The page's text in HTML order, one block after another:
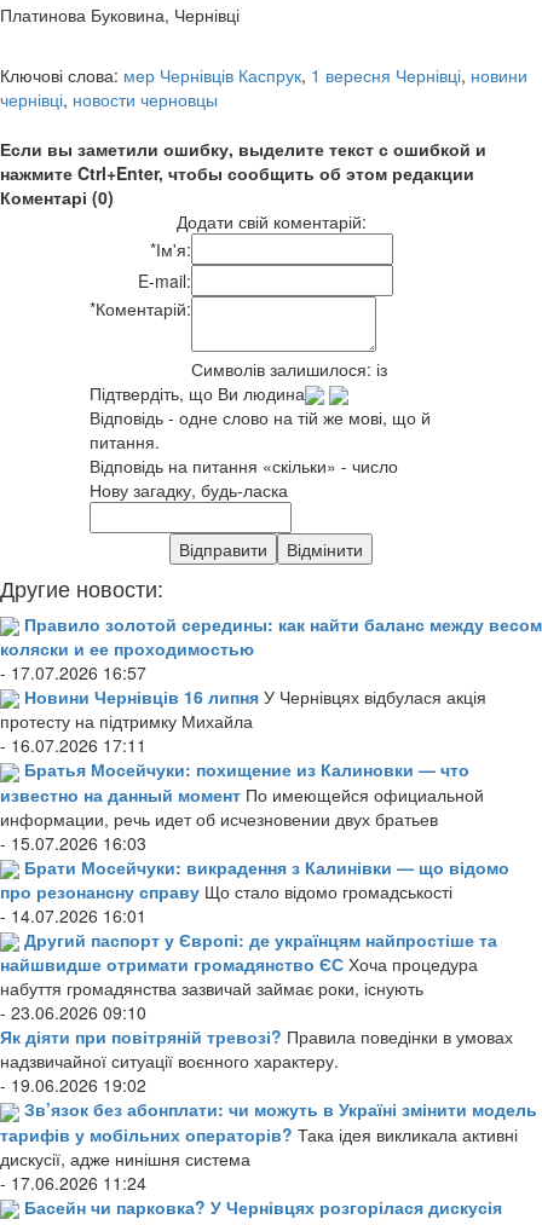
Платинова Буковина, Чернівці
Ключові слова: мер Чернівців Каспрук, 1 вересня Чернівці, новини
чернівці, новости черновцы
Если вы заметили ошибку, выделите текст с ошибкой и
нажмите Ctrl+Enter, чтобы сообщить об этом редакции
Коментарі (0)
Додати свій коментарій:
*Ім'я:
E-mail:
*Коментарій:
Символів залишилося: із
Підтвердіть, що Ви людина
Відповідь - одне слово на тій же мові, що й
питання.
Відповідь на питання «скільки» - число
Нову загадку, будь-ласка
Другие новости:
Правило золотой середины: как найти баланс между весом
коляски и ее проходимостью
- 17.07.2026 16:57
Новини Чернівців 16 липня У Чернівцях відбулася акція
протесту на підтримку Михайла
- 16.07.2026 17:11
Братья Мосейчуки: похищение из Калиновки — что
известно на данный момент По имеющейся официальной
информации, речь идет об исчезновении двух братьев
- 15.07.2026 16:03
Брати Мосейчуки: викрадення з Калинівки — що відомо
про резонансну справу Що стало відомо громадськості
- 14.07.2026 16:01
Другий паспорт у Європі: де українцям найпростіше та
найшвидше отримати громадянство ЄС Хоча процедура
набуття громадянства зазвичай займає роки, існують
- 23.06.2026 09:10
Як діяти при повітряній тревозі? Правила поведінки в умовах
надзвичайної ситуації воєнного характеру.
- 19.06.2026 19:02
Зв’язок без абонплати: чи можуть в Україні змінити модель
тарифів у мобільних операторів? Така ідея викликала активні
дискусії, адже нинішня система
- 17.06.2026 11:24
Басейн чи парковка? У Чернівцях розгорілася дискусія